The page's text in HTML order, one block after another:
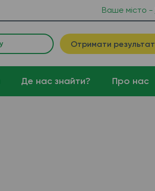
Ваше місто -
Отримати результат
Де нас знайти? Про нас